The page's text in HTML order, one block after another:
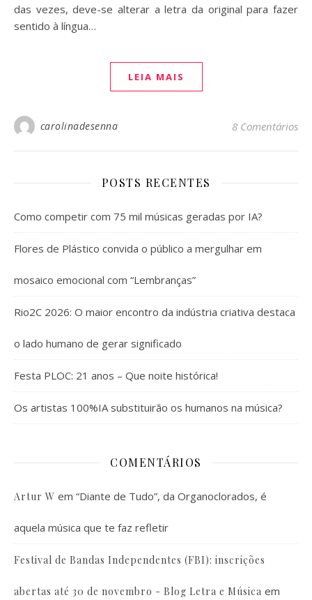
das vezes, deve-se alterar a letra da original para fazer
sentido à língua…
LEIA MAIS
carolinadesenna 8 Comentários
POSTS RECENTES
Como competir com 75 mil músicas geradas por IA?
Flores de Plástico convida o público a mergulhar em
mosaico emocional com “Lembranças”
Rio2C 2026: O maior encontro da indústria criativa destaca
o lado humano de gerar significado
Festa PLOC: 21 anos – Que noite histórica!
Os artistas 100%IA substituirão os humanos na música?
COMENTÁRIOS
Artur W em “Diante de Tudo”, da Organoclorados, é
aquela música que te faz refletir
Festival de Bandas Independentes (FBI): inscrições
abertas até 30 de novembro - Blog Letra e Música em